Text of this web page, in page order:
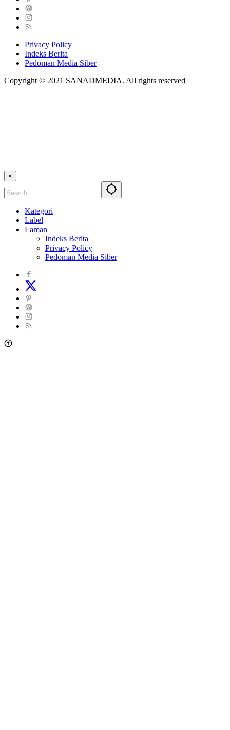
Privacy Policy
Indeks Berita
Pedoman Media Siber
Copyright © 2021 SANADMEDIA. All rights reserved
×
Kategori
Label
Laman
Indeks Berita
Privacy Policy
Pedoman Media Siber